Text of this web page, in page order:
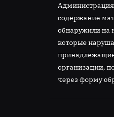
Администрация
содержание
обнаружили на
которые
организации,
через форму